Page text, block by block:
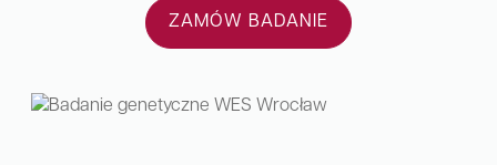
ZAMÓW BADANIE